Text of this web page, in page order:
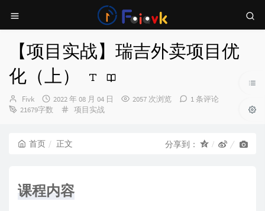
【项目实战】瑞吉外卖项目优
化（上）
博
主：
Fivk
发
2022 年 08 月 04 日 2057 次浏览
1 条评论
21679字数
分
项目实战
首页 正文 分享到：
课程内容